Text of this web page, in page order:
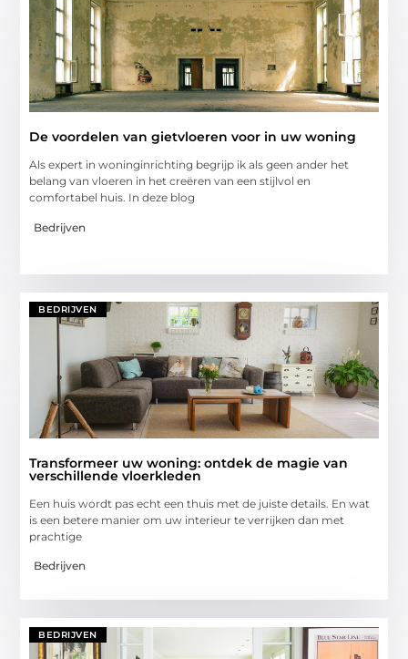
De voordelen van gietvloeren voor in uw woning
Als expert in woninginrichting begrijp ik als geen ander het
belang van vloeren in het creëren van een stijlvol en
comfortabel huis. In deze blog
Bedrijven
BEDRIJVEN
Transformeer uw woning: ontdek de magie van
verschillende vloerkleden
Een huis wordt pas echt een thuis met de juiste details. En wat
is een betere manier om uw interieur te verrijken dan met
prachtige
Bedrijven
BEDRIJVEN